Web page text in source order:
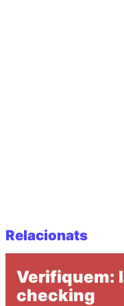
Relacionats
Verifiquem:
checking